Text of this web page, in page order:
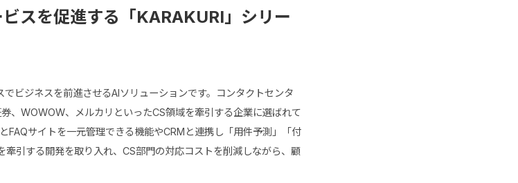
スを促進する「KARAKURI」シリー
でビジネスを前進させるAIソリューションです。コンタクトセンタ
、WOWOW、メルカリといったCS領域を牽引する企業に選ばれて
FAQサイトを一元管理できる機能やCRMと連携し「用件予測」「付
牽引する開発を取り入れ、CS部門の対応コストを削減しながら、顧